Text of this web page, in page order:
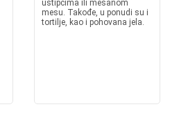
uštipcima ili mešanom
mesu. Takođe, u ponudi su i
tortilje, kao i pohovana jela.